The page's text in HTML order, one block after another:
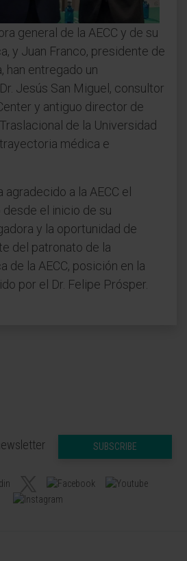
general de la AECC y de su
y Juan Franco, presidente de
han entregado un
Jesús San Miguel, consultor
y antiguo director de
de la Universidad
médica e
agradecido a la AECC el
el inicio de su
y la oportunidad de
del patronato de la
de la AECC, posición en la
por el Dr. Felipe Prósper.
SUBSCRIBE